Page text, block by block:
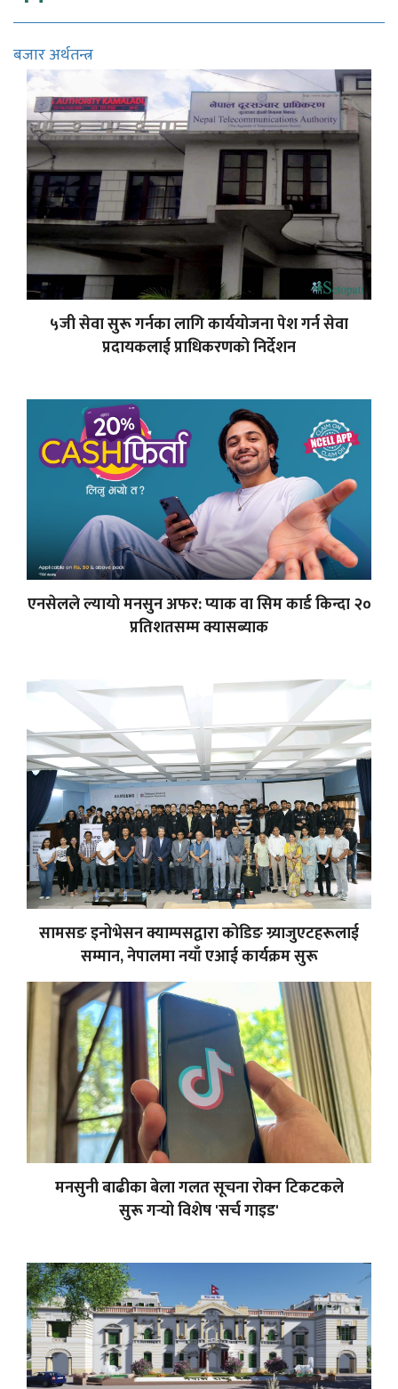
बजार अर्थतन्त्र
५जी सेवा सुरू गर्नका लागि कार्ययोजना पेश गर्न सेवा
प्रदायकलाई प्राधिकरणको निर्देशन
एनसेलले ल्यायो मनसुन अफर: प्याक वा सिम कार्ड किन्दा २०
प्रतिशतसम्म क्यासब्याक
सामसङ इनोभेसन क्याम्पसद्वारा कोडिङ ग्र्याजुएटहरूलाई
सम्मान, नेपालमा नयाँ एआई कार्यक्रम सुरू
मनसुनी बाढीका बेला गलत सूचना रोक्न टिकटकले
सुरू गर्‍यो विशेष 'सर्च गाइड'